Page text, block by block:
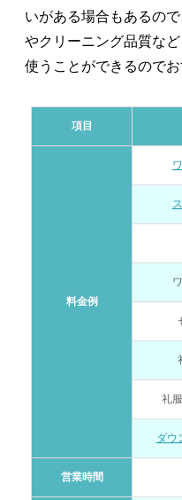
いがある場合もあるので
やクリーニング品質な
使うことができるのでお
項目
料金例
礼
ダウ
営業時間